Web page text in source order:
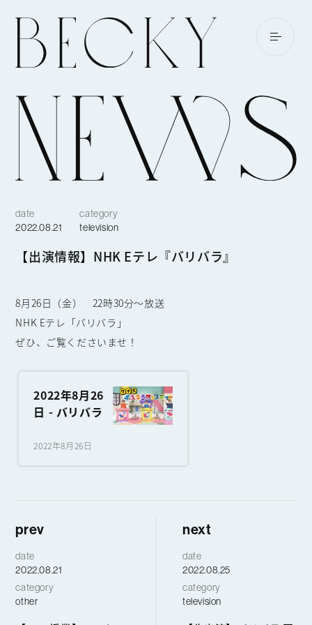
date
2022.08.21
category
television
【出演情報】NHK Eテレ『バリバラ』
8月26日（金） 22時30分〜放送
NHK Eテレ「バリバラ」
ぜひ、ご覧くださいませ！
2022年8月26
日 - バリバラ
2022年8月26日
prev
date
2022.08.21
category
other
next
date
2022.08.25
category
television